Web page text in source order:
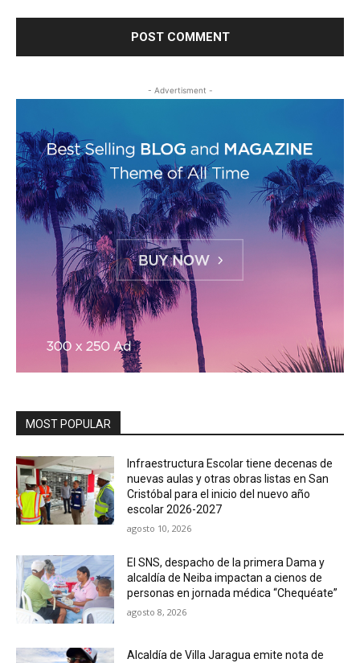
- Advertisment -
MOST POPULAR
Infraestructura Escolar tiene decenas de
nuevas aulas y otras obras listas en San
Cristóbal para el inicio del nuevo año
escolar 2026-2027
agosto 10, 2026
El SNS, despacho de la primera Dama y
alcaldía de Neiba impactan a cienos de
personas en jornada médica “Chequéate”
agosto 8, 2026
Alcaldía de Villa Jaragua emite nota de